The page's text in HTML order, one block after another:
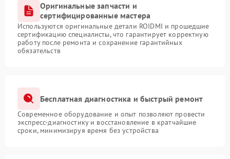
Оригинальные запчасти и
сертифицированные мастера
Используются оригинальные детали ROIDMI и прошедшие
сертификацию специалисты, что гарантирует корректную
работу после ремонта и сохранение гарантийных
обязательств
Бесплатная диагностика и быстрый ремонт
Современное оборудование и опыт позволяют провести
экспресс-диагностику и восстановление в кратчайшие
сроки, минимизируя время без устройства